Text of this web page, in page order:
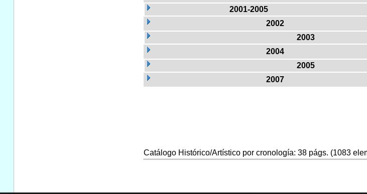
2001-2005
2002
2003
2004
2005
2007
Catálogo Histórico/Artístico por cronología: 38 págs. (1083